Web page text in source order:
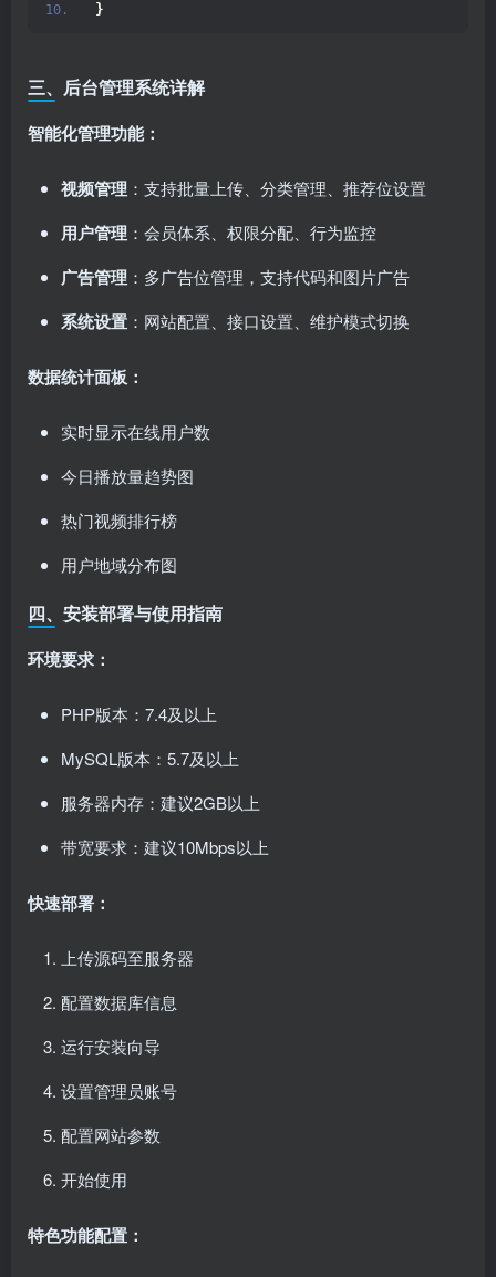
}
三、后台管理系统详解
智能化管理功能：
视频管理 ：支持批量上传、分类管理、推荐位设置
用户管理 ：会员体系、权限分配、行为监控
广告管理 ：多广告位管理，支持代码和图片广告
系统设置 ：网站配置、接口设置、维护模式切换
数据统计面板：
实时显示在线用户数
今日播放量趋势图
热门视频排行榜
用户地域分布图
四、安装部署与使用指南
环境要求：
PHP版本：7.4及以上
MySQL版本：5.7及以上
服务器内存：建议2GB以上
带宽要求：建议10Mbps以上
快速部署：
上传源码至服务器
配置数据库信息
运行安装向导
设置管理员账号
配置网站参数
开始使用
特色功能配置：